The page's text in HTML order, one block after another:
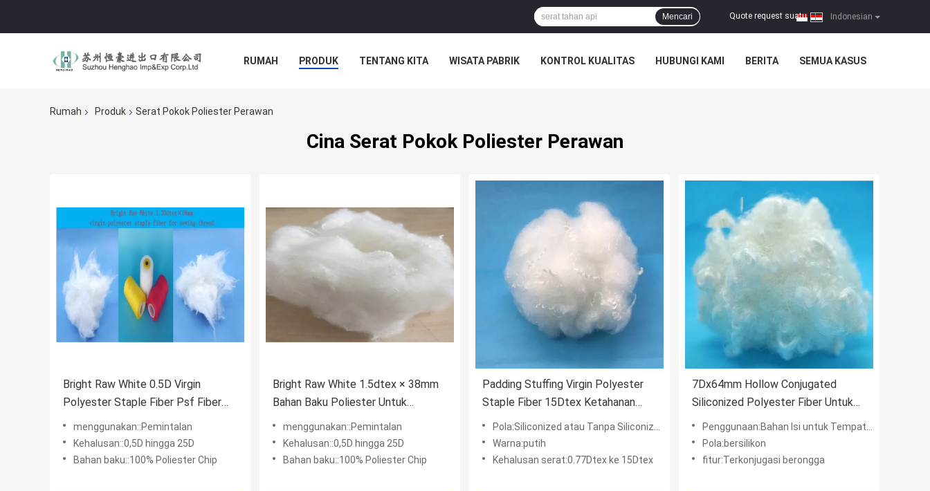
Indonesian
Quote request suatu |
Mencari
RUMAH PRODUK TENTANG KITA WISATA PABRIK KONTROL KUALITAS HUBUNGI KAMI BERITA SEMUA KASUS
Rumah Produk Serat Pokok Poliester Perawan
Cina Serat Pokok Poliester Perawan
Bright Raw White 0.5D Virgin
Polyester Staple Fiber Psf Fiber
Untuk Benang Jahit
menggunakan::Pemintalan
Kehalusan::0,5D hingga 25D
Bahan baku::100% Poliester Chip
Bright Raw White 1.5dtex × 38mm
Bahan Baku Poliester Untuk
Membuat Benang Sarung Tangan
menggunakan::Pemintalan
Kehalusan::0,5D hingga 25D
Bahan baku::100% Poliester Chip
Padding Stuffing Virgin Polyester
Staple Fiber 15Dtex Ketahanan
Tinggi
Pola:Siliconized atau Tanpa Siliconized
Warna:putih
Kehalusan serat:0.77Dtex ke 15Dtex
7Dx64mm Hollow Conjugated
Siliconized Polyester Fiber Untuk
Mengisi Bantal Sofa
Penggunaan:Bahan Isi untuk Tempat Tidur, Bantal, Bantal.Sofa
Pola:bersilikon
fitur:Terkonjugasi berongga